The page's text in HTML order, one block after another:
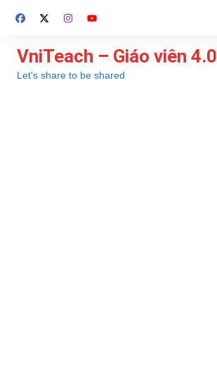
đến
dung
VniTeach – Giáo viên 4.0
Let's share to be shared